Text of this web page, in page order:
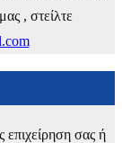
, στείλτε
επιχείρηση σας ή